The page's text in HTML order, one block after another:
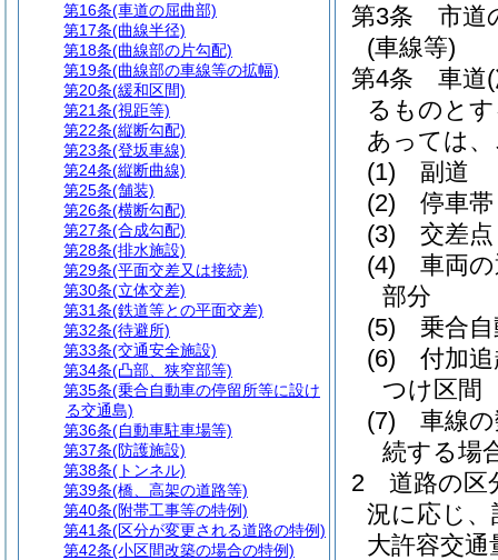
第3条
市道
(車線等)
第4条
車道
るものと
あっては
(1)
副道
(2)
停車帯
(3)
交差点
(4)
車両
部分
(5)
乗合
(6)
付加
つけ区間
(7)
車線
続する場
2
道路の区
況に応じ
大許容交
第16条(車道の屈曲部)
第17条(曲線半径)
第18条(曲線部の片勾配)
第19条(曲線部の車線等の拡幅)
第20条(緩和区間)
第21条(視距等)
第22条(縦断勾配)
第23条(登坂車線)
第24条(縦断曲線)
第25条(舗装)
第26条(横断勾配)
第27条(合成勾配)
第28条(排水施設)
第29条(平面交差又は接続)
第30条(立体交差)
第31条(鉄道等との平面交差)
第32条(待避所)
第33条(交通安全施設)
第34条(凸部、狭窄部等)
第35条(乗合自動車の停留所等に設け
る交通島)
第36条(自動車駐車場等)
第37条(防護施設)
第38条(トンネル)
第39条(橋、高架の道路等)
第40条(附帯工事等の特例)
第41条(区分が変更される道路の特例)
第42条(小区間改築の場合の特例)